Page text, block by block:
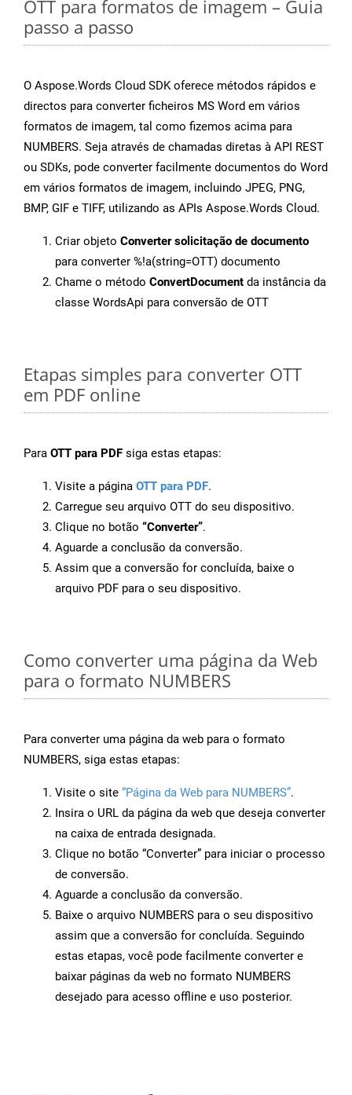
OTT para formatos de imagem – Guia
passo a passo
O Aspose.Words Cloud SDK oferece métodos rápidos e
directos para converter ficheiros MS Word em vários
formatos de imagem, tal como fizemos acima para
NUMBERS. Seja através de chamadas diretas à API REST
ou SDKs, pode converter facilmente documentos do Word
em vários formatos de imagem, incluindo JPEG, PNG,
BMP, GIF e TIFF, utilizando as APIs Aspose.Words Cloud.
Criar objeto Converter solicitação de documento
para converter %!a(string=OTT) documento
Chame o método ConvertDocument da instância da
classe WordsApi para conversão de OTT
Etapas simples para converter OTT
em PDF online
Para OTT para PDF siga estas etapas:
Visite a página OTT para PDF.
Carregue seu arquivo OTT do seu dispositivo.
Clique no botão “Converter”.
Aguarde a conclusão da conversão.
Assim que a conversão for concluída, baixe o
arquivo PDF para o seu dispositivo.
Como converter uma página da Web
para o formato NUMBERS
Para converter uma página da web para o formato
NUMBERS, siga estas etapas:
Visite o site “Página da Web para NUMBERS”.
Insira o URL da página da web que deseja converter
na caixa de entrada designada.
Clique no botão “Converter” para iniciar o processo
de conversão.
Aguarde a conclusão da conversão.
Baixe o arquivo NUMBERS para o seu dispositivo
assim que a conversão for concluída. Seguindo
estas etapas, você pode facilmente converter e
baixar páginas da web no formato NUMBERS
desejado para acesso offline e uso posterior.